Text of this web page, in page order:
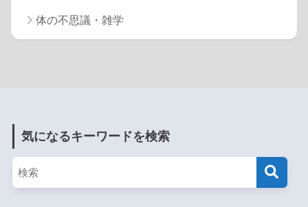
体の不思議・雑学
気になるキーワードを検索